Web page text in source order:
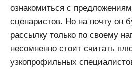
ознакомиться с
сценаристов. Но на почту он
рассылку только по своему
несомненно стоит считать
узкопрофильных